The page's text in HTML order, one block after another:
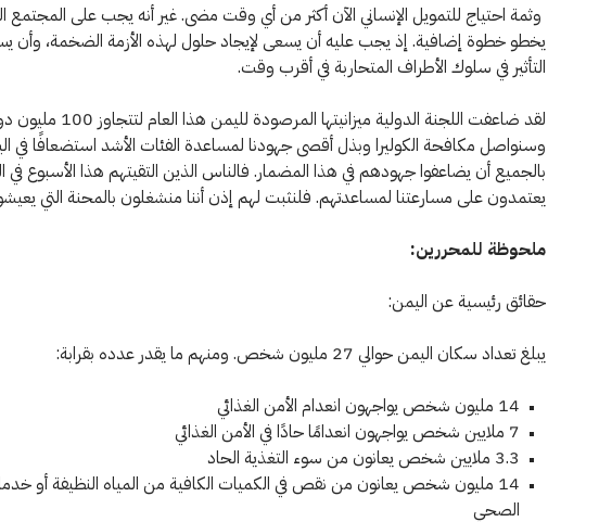
وثمة احتياج للتمويل الإنساني الآن أكثر من أي وقت مضى. غير أنه يجب على المجتمع
يخطو خطوة إضافية. إذ يجب عليه أن يسعى لإيجاد حلول لهذه الأزمة الضخمة، وأن
التأثير في سلوك الأطراف المتحاربة في أقرب وقت.
لقد ضاعفت اللجنة الدولية ميزانيتها
وسنواصل مكافحة الكوليرا وبذل أقصى جهودنا لمساعدة الفئات الأشد استضعافًا في
بالجميع أن يضاعفوا جهودهم في هذا المضمار. فالناس الذين التقيتهم هذا الأسبوع في
يعتمدون على مسارعتنا لمساعدتهم. فلنثبت لهم إذن أننا منشغلون بالمحنة التي
ملحوظة للمحررين:
حقائق رئيسية عن اليمن:
يبلغ تعداد سكان اليمن حوالي 27 مليون شخص. ومنهم ما يقدر عدده بقرابة:
14 مليون شخص يواجهون انعدام الأمن الغذائي
7 ملايين شخص يواجهون انعدامًا حادًا في الأمن الغذائي
3.3 ملايين شخص يعانون من سوء التغذية الحاد
14 مليون شخص يعانون من نقص في الكميات الكافية من المياه النظيفة أو
الصحي